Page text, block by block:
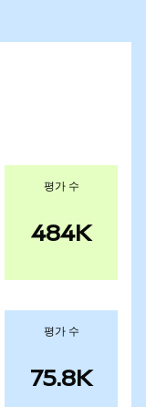
평가 수
484K
평가 수
75.8K